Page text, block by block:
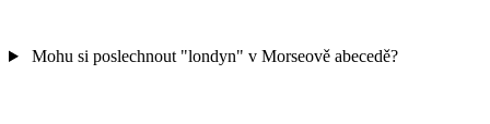
Mohu si poslechnout "londyn" v Morseově abecedě?